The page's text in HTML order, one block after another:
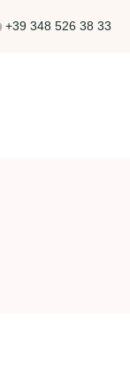
+39 348 526 38 33